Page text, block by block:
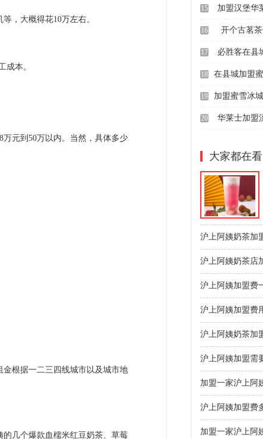
，大概得花10万左右。
本。
元到50万以内。当然，具体多少
根据一二三四线城市以及城市地
几个爆款血檽米红豆奶茶、草莓
15
16
17
18
19
20
大家都在看